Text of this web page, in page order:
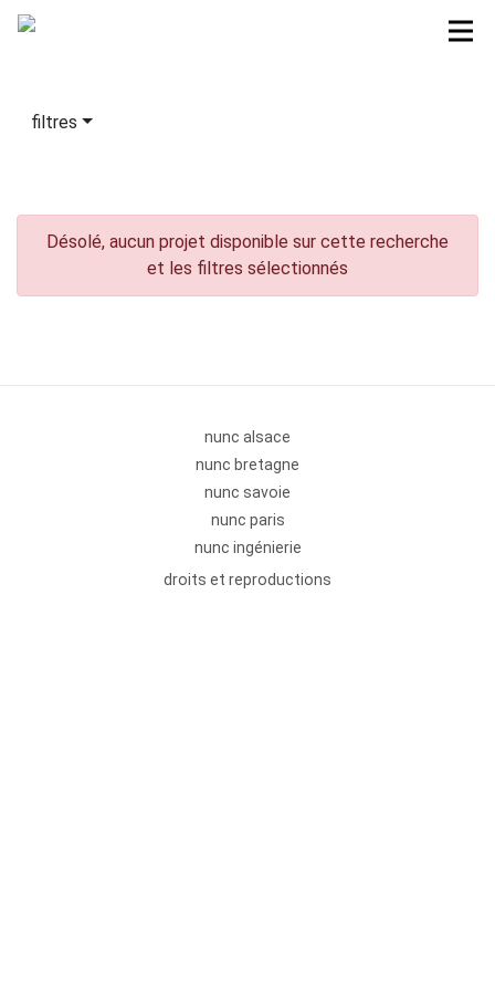
filtres
Désolé, aucun projet disponible sur cette recherche
et les filtres sélectionnés
nunc alsace
nunc bretagne
nunc savoie
nunc paris
nunc ingénierie
droits et reproductions